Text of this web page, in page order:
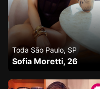
Toda São Paulo, SP
Sofia Moretti, 26